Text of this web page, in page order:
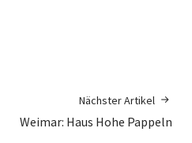
Nächster Artikel
Weimar: Haus Hohe Pappeln